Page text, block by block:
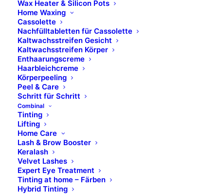
Wax Heater & Silicon Pots
Home Waxing
Cassolette
Nachfülltabletten für Cassolette
Kaltwachsstreifen Gesicht
Kaltwachsstreifen Körper
Enthaarungscreme
Haarbleichcreme
Körperpeeling
Peel & Care
Schritt für Schritt
Combinal
Tinting
Lifting
Home Care
Lash & Brow Booster
Keralash
Velvet Lashes
Expert Eye Treatment
Tinting at home – Färben
Hybrid Tinting
Entdecke weitere
Cremes:
SOS, Feuchtigkeits-Booster, Nacht-Creme &